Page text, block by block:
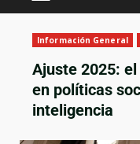
Información General
Ajuste 2025:
en políticas
inteligencia